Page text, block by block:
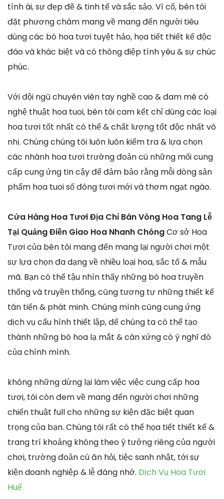
tình ái, sự đẹp đẽ & tinh tế và sắc sảo. Vì cố, bên tôi
đặt phương châm mang về mang đến người tiêu
dùng các bó hoa tươi tuyệt hảo, họa tiết thiết kế độc
đáo và khác biệt và có thông điệp tình yêu & sự chúc
phúc.
Với đội ngũ chuyên viên tay nghề cao & đam mê có
nghệ thuật hoa tuoi, bên tôi cam kết chỉ dùng các loại
hoa tươi tốt nhất có thể & chất lượng tốt độc nhất vô
nhị. Chúng chúng tôi luôn luôn kiểm tra & lựa chọn
các nhành hoa tươi trường đoản cú những mối cung
cấp cung ứng tin cậy để đảm bảo rằng mỗi dòng sản
phẩm hoa tuoi số đông tươi mới và thơm ngạt ngào.
Cửa Hàng Hoa Tươi Địa Chỉ Bán Vòng Hoa Tang Lễ
Tại Quảng Điền Giao Hoa Nhanh ChóngCơ sở Hoa
Tươi của bên tôi mang đến mang lại người chơi một
sự lựa chọn đa dạng về nhiều loại hoa, sắc tố & mẫu
mã. Bạn có thể tậu nhìn thấy những bó hoa truyền
thống và truyền thống, cũng tương tự những thiết kế
tân tiến & phát minh. Chúng mình cũng cung ứng
dịch vụ cấu hình thiết lập, để chúng ta có thể tạo
thành những bó hoa lạ mắt & cân xứng có ý nghĩ đó
của chính mình.
không những dừng lại làm việc việc cung cấp hoa
tươi, tôi còn đem về mang đến người chơi những
chiến thuật full cho những sự kiện đặc biệt quan
trọng của bạn. Chúng tôi rất có thể họa tiết thiết kế &
trang trí khoảng không theo ý tưởng riêng của người
chơi, trường đoản cú ăn hỏi, tiệc sanh nhật, tới sự
kiện doanh nghiệp & lễ đáng nhớ. Dịch Vụ Hoa Tươi
Huế